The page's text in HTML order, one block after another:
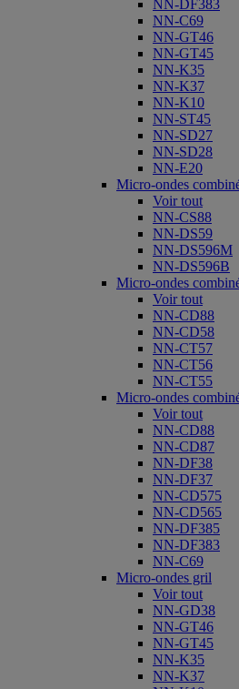
NN-DF383
NN-C69
NN-GT46
NN-GT45
NN-K35
NN-K37
NN-K10
NN-ST45
NN-SD27
NN-SD28
NN-E20
Micro-ondes
Voir tout
NN-CS88
NN-DS59
NN-DS596M
NN-DS596B
Micro-ondes
Voir tout
NN-CD88
NN-CD58
NN-CT57
NN-CT56
NN-CT55
Micro-ondes
Voir tout
NN-CD88
NN-CD87
NN-DF38
NN-DF37
NN-CD575
NN-CD565
NN-DF385
NN-DF383
NN-C69
Micro-ondes gril
Voir tout
NN-GD38
NN-GT46
NN-GT45
NN-K35
NN-K37